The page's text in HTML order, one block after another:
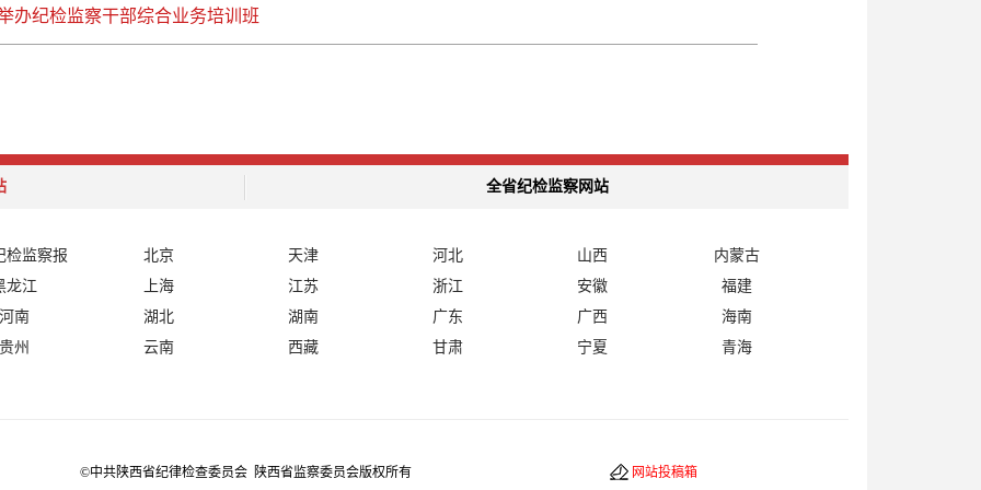
办纪检监察干部综合业务培训班
全省纪检监察网站
检监察报 北京 天津 河北 山西
内蒙古
龙江
上海 江苏 浙江 安徽
福建
河南
湖北 湖南 广东 广西
海南
贵州
云南 西藏 甘肃 宁夏 青海
©中共陕西省纪律检查委员会 陕西省监察委员会版权所有 网站投稿箱